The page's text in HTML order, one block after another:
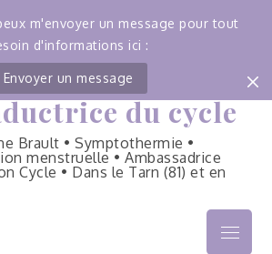
m'envoyer un message pour tout
d'informations ici :
Envoyer un message
du cycle
Brault • Symptothermie •
menstruelle • Ambassadrice
Cycle • Dans le Tarn (81) et en
Menu